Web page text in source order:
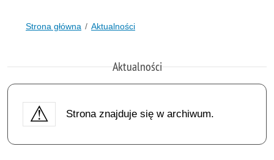
Strona główna Aktualności
Aktualności
Strona znajduje się w archiwum.